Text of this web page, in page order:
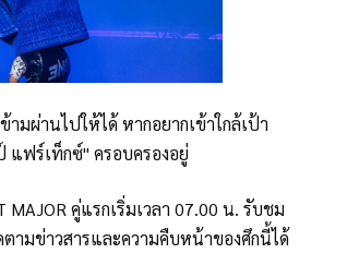
ผ่านไปให้ได้ หากอยากเข้าใกล้เป้า
แฟร์เท็กซ์" ครอบครองอยู่
คู่แรกเริ่มเวลา 07.00 น. รับชม
ามข่าวสารและความคืบหน้าของศึกนี้ได้